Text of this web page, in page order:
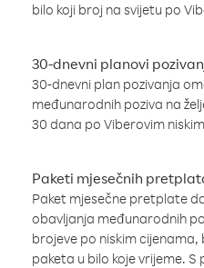
bilo koji broj na svijetu po
30-dnevni planovi
30-dnevni plan pozivanja
međunarodnih poziva na
30 dana po Viberovim
Paketi mjesečnih
Paket mjesečne pretplate
obavljanja međunarodnih
brojeve po niskim
paketa u bilo koje vrijeme.